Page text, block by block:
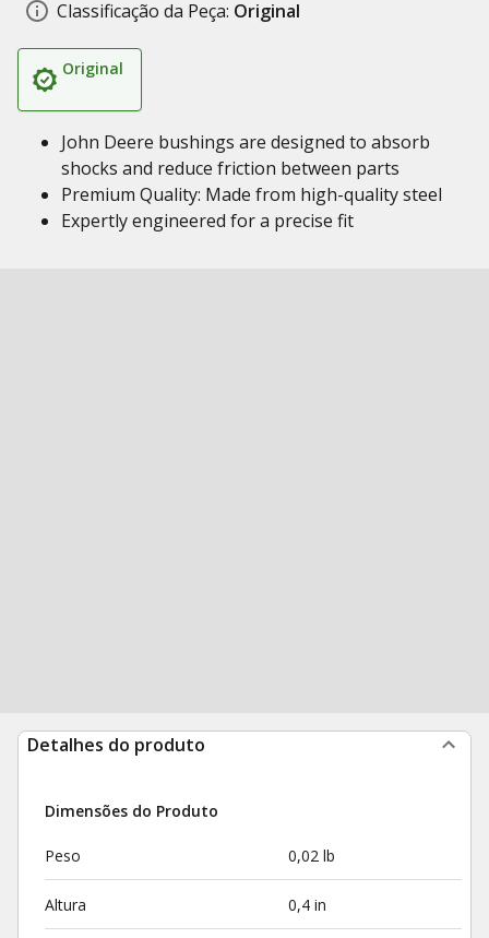
Classificação da Peça: Original
Original
John Deere bushings are designed to absorb
shocks and reduce friction between parts
Premium Quality: Made from high-quality steel
Expertly engineered for a precise fit
Detalhes do produto
Dimensões do Produto
Peso 0,02 lb
Altura 0,4 in